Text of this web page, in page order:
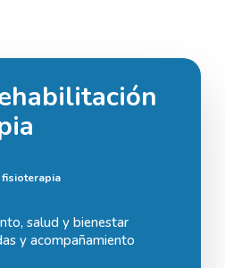
fisioterapia
salud y bienestar
y acompañamiento